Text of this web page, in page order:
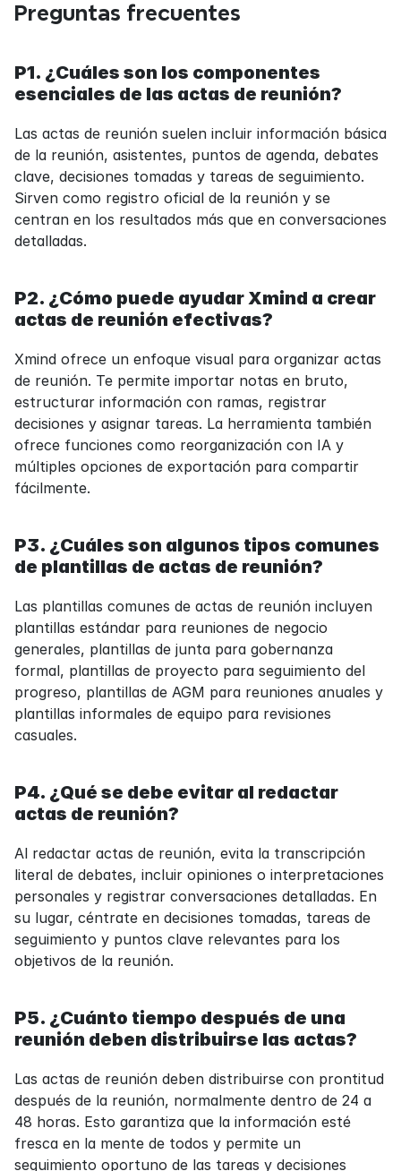
Preguntas frecuentes
P1. ¿Cuáles son los componentes
esenciales de las actas de reunión?
Las actas de reunión suelen incluir información básica
de la reunión, asistentes, puntos de agenda, debates
clave, decisiones tomadas y tareas de seguimiento.
Sirven como registro oficial de la reunión y se
centran en los resultados más que en conversaciones
detalladas.
P2. ¿Cómo puede ayudar Xmind a crear
actas de reunión efectivas?
Xmind ofrece un enfoque visual para organizar actas
de reunión. Te permite importar notas en bruto,
estructurar información con ramas, registrar
decisiones y asignar tareas. La herramienta también
ofrece funciones como reorganización con IA y
múltiples opciones de exportación para compartir
fácilmente.
P3. ¿Cuáles son algunos tipos comunes
de plantillas de actas de reunión?
Las plantillas comunes de actas de reunión incluyen
plantillas estándar para reuniones de negocio
generales, plantillas de junta para gobernanza
formal, plantillas de proyecto para seguimiento del
progreso, plantillas de AGM para reuniones anuales y
plantillas informales de equipo para revisiones
casuales.
P4. ¿Qué se debe evitar al redactar
actas de reunión?
Al redactar actas de reunión, evita la transcripción
literal de debates, incluir opiniones o interpretaciones
personales y registrar conversaciones detalladas. En
su lugar, céntrate en decisiones tomadas, tareas de
seguimiento y puntos clave relevantes para los
objetivos de la reunión.
P5. ¿Cuánto tiempo después de una
reunión deben distribuirse las actas?
Las actas de reunión deben distribuirse con prontitud
después de la reunión, normalmente dentro de 24 a
48 horas. Esto garantiza que la información esté
fresca en la mente de todos y permite un
seguimiento oportuno de las tareas y decisiones